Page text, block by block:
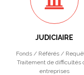
JUDICIAIRE
Fonds / Référés /
Traitement de difficultés
entreprises